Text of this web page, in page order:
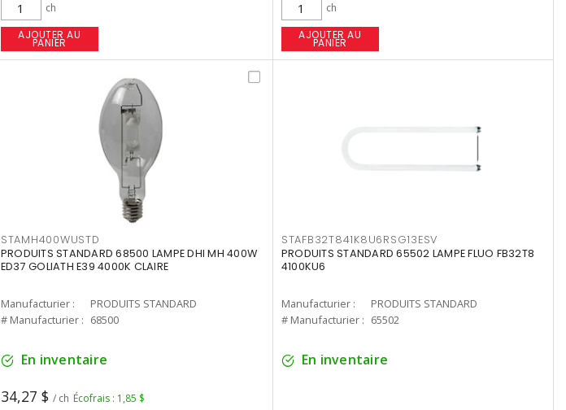
ch
AJOUTER AU
PANIER
ch
AJOUTER AU
PANIER
STAMH400WUSTD
PRODUITS STANDARD 68500 LAMPE DHI MH 400W
ED37 GOLIATH E39 4000K CLAIRE
Manufacturier :
PRODUITS STANDARD
# Manufacturier : 68500
En inventaire
34,27 $ / ch Écofrais : 1,85 $
STAFB32T841K8U6RSG13ESV
PRODUITS STANDARD 65502 LAMPE FLUO FB32T8
4100KU6
Manufacturier :
PRODUITS STANDARD
# Manufacturier : 65502
En inventaire